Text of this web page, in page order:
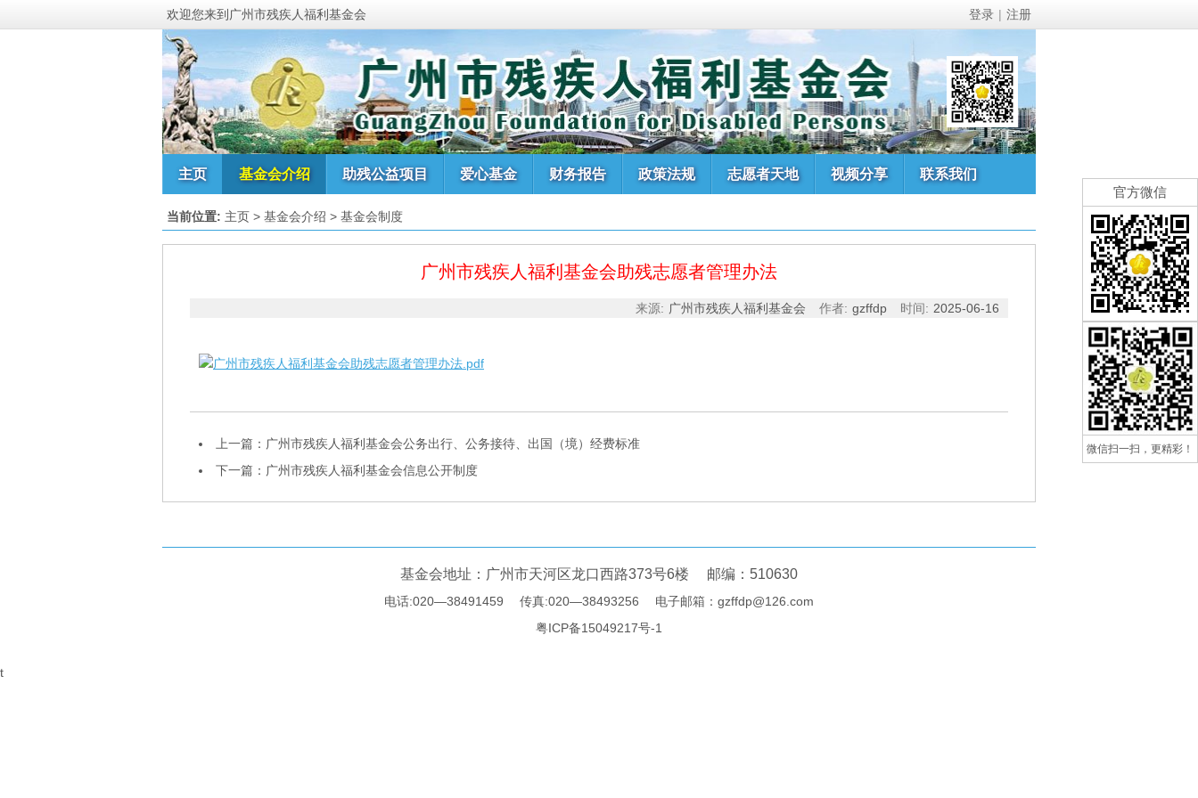
欢迎您来到广州市残疾人福利基金会 登录 | 注册
主页 基金会介绍 助残公益项目 爱心基金 财务报告 政策法规 志愿者天地 视频分享 联系我们
当前位置: 主页 > 基金会介绍 > 基金会制度
广州市残疾人福利基金会助残志愿者管理办法
来源: 广州市残疾人福利基金会 作者: gzffdp 时间: 2025-06-16
广州市残疾人福利基金会助残志愿者管理办法.pdf
上一篇： 广州市残疾人福利基金会公务出行、公务接待、出国（境）经费标准
下一篇： 广州市残疾人福利基金会信息公开制度
基金会地址：广州市天河区龙口西路373号6楼 邮编：510630
电话:020—38491459 传真:020—38493256 电子邮箱：gzffdp@126.com
粤ICP备15049217号-1
官方微信
微信扫一扫，更精彩！
t